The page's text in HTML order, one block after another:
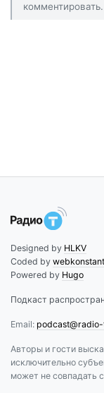
комментировать.
Designed by HLKV
Coded by
Powered by Hugo
Подкаст
Email:
Авторы и гости
исключительно
может не совпадать